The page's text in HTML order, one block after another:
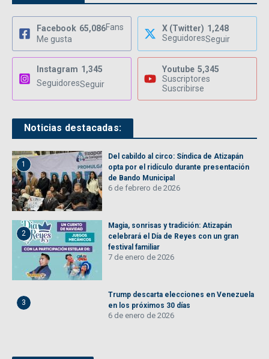
Facebook 65,086Fans
Me gusta
X (Twitter) 1,248
SeguidoresSeguir
Instagram 1,345
SeguidoresSeguir
Youtube 5,345
Suscriptores
Suscribirse
Noticias destacadas:
1
Del cabildo al circo: Síndica de Atizapán
opta por el ridículo durante presentación
de Bando Municipal
6 de febrero de 2026
2
Magia, sonrisas y tradición: Atizapán
celebrará el Día de Reyes con un gran
festival familiar
7 de enero de 2026
3
Trump descarta elecciones en Venezuela
en los próximos 30 días
6 de enero de 2026